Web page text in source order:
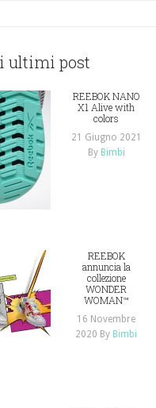
ultimi post
REEBOK NANO
X1 Alive with
colors
21 Giugno 2021
By Bimbi
REEBOK
annuncia la
collezione
WONDER
WOMAN™
16 Novembre
2020 By Bimbi